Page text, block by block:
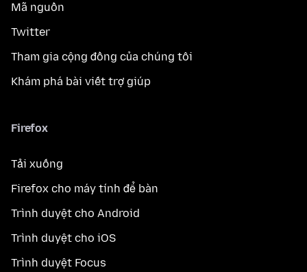
Mã nguồn
Twitter
Tham gia cộng đồng của chúng tôi
Khám phá bài viết trợ giúp
Firefox
Tải xuống
Firefox cho máy tính để bàn
Trình duyệt cho Android
Trình duyệt cho iOS
Trình duyệt Focus